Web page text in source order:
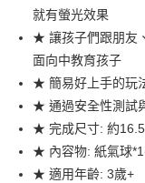
相關說明
【大哥付你分期使用說明】
1.本服務由台灣大哥大
2.付款方式選擇「大哥
流程，驗證手機門號後
3.實際核准額度、可分期
4.訂單成立30分鐘內，如
消。如遇「轉專審核」
法說明評估內容。
【繳款方式說明】
AFTEE先享後付
相關說明
【關於「AFTEE先享後
AFTEE先享後付是「在
１．簡單：不需註冊會員
２．便利：只要手機號
３．安心：先確認商品／
ATM付款
運送方式
付款後全家取貨
就有螢光效果
★ 讓孩子們跟朋友
面向中教育孩子
★ 簡易好上手的玩
★ 通過安全性測試
★ 完成尺寸: 約
★ 內容物: 紙氣球
★ 適用年齡: 3歲+